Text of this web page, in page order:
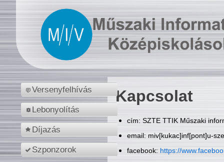
Versenyfelhívás
Lebonyolítás
Díjazás
Szponzorok
Kapcsolat
cím: SZTE TTIK Műszaki
email: miv[kukac]inf[pont]u-
facebook: https://